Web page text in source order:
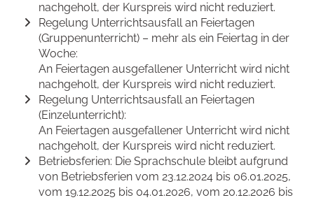
nachgeholt, der Kurspreis wird nicht reduziert.
Regelung Unterrichtsausfall an Feiertagen
(Gruppenunterricht) – mehr als ein Feiertag in der
Woche:
An Feiertagen ausgefallener Unterricht wird nicht
nachgeholt, der Kurspreis wird nicht reduziert.
Regelung Unterrichtsausfall an Feiertagen
(Einzelunterricht):
An Feiertagen ausgefallener Unterricht wird nicht
nachgeholt, der Kurspreis wird nicht reduziert.
Betriebsferien: Die Sprachschule bleibt aufgrund
von Betriebsferien vom 23.12.2024 bis 06.01.2025,
vom 19.12.2025 bis 04.01.2026, vom 20.12.2026 bis